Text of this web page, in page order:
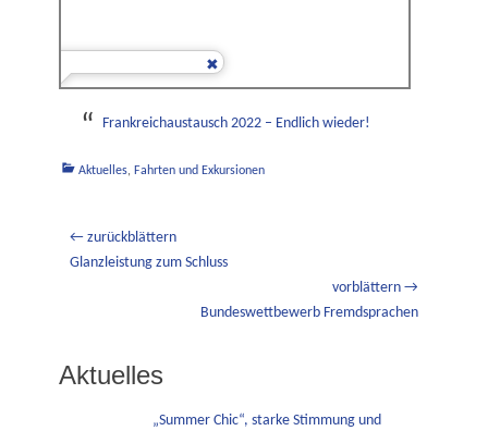
Frankreichaustausch 2022 – Endlich wieder!
Kategorien
Aktuelles, Fahrten und Exkursionen
Beitragsnavigation
← zurückblättern
Vorheriger
Glanzleistung zum Schluss
vorblättern →
Bundeswettbewerb Fremdsprachen
Aktuelles
„Summer Chic“, starke Stimmung und